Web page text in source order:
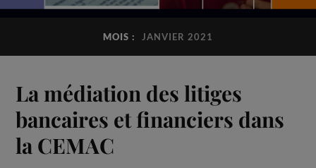
MOIS : JANVIER 2021
La médiation des litiges
bancaires et financiers dans
la CEMAC